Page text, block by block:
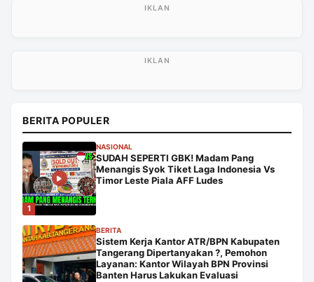
BERITA POPULER
1
NASIONAL
SUDAH SEPERTI GBK! Madam Pang
Menangis Syok Tiket Laga Indonesia Vs
Timor Leste Piala AFF Ludes
BERITA
Sistem Kerja Kantor ATR/BPN Kabupaten
Tangerang Dipertanyakan ?, Pemohon
Layanan: Kantor Wilayah BPN Provinsi
Banten Harus Lakukan Evaluasi